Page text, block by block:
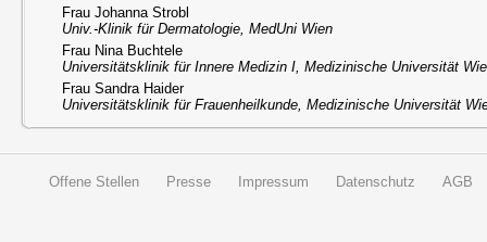
Frau Johanna Strobl
Univ.-Klinik für Dermatologie, MedUni Wien
Frau Nina Buchtele
Universitätsklinik für Innere Medizin I, Medizinische Universität
Frau Sandra Haider
Universitätsklinik für Frauenheilkunde, Medizinische Universität
Offene Stellen Presse Impressum Datenschutz AGB